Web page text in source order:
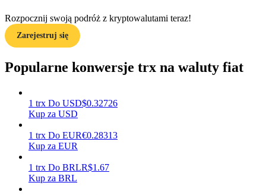
Zarabiać
Mocna Świnka
Rozpocznij swoją podróż z kryptowalutami teraz!
Zarejestruj się
Popularne konwersje trx na waluty fiat
1 trx Do USD$0.32726
Kup za USD
1 trx Do EUR€0.28313
Kup za EUR
1 trx Do BRLR$1.67
Kup za BRL